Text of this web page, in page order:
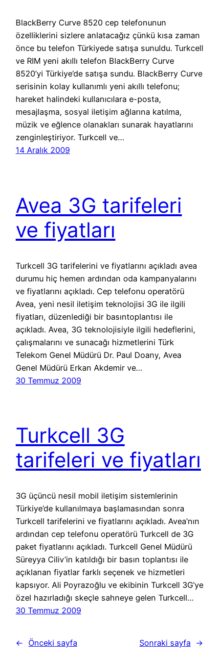
BlackBerry Curve 8520 cep telefonunun
özelliklerini sizlere anlatacağız çünkü kısa zaman
önce bu telefon Türkiyede satışa sunuldu. Turkcell
ve RIM yeni akıllı telefon BlackBerry Curve
8520’yi Türkiye’de satışa sundu. BlackBerry Curve
serisinin kolay kullanımlı yeni akıllı telefonu;
hareket halindeki kullanıcılara e-posta,
mesajlaşma, sosyal iletişim ağlarına katılma,
müzik ve eğlence olanakları sunarak hayatlarını
zenginleştiriyor. Turkcell ve…
14 Aralık 2009
Avea 3G tarifeleri
ve fiyatları
Turkcell 3G tarifelerini ve fiyatlarını açıkladı avea
durumu hiç hemen ardından oda kampanyalarını
ve fiyatlarını açıkladı. Cep telefonu operatörü
Avea, yeni nesil iletişim teknolojisi 3G ile ilgili
fiyatları, düzenlediği bir basıntoplantısı ile
açıkladı. Avea, 3G teknolojisiyle ilgili hedeflerini,
çalışmalarını ve sunacağı hizmetlerini Türk
Telekom Genel Müdürü Dr. Paul Doany, Avea
Genel Müdürü Erkan Akdemir ve…
30 Temmuz 2009
Turkcell 3G
tarifeleri ve fiyatları
3G üçüncü nesil mobil iletişim sistemlerinin
Türkiye’de kullanılmaya başlamasından sonra
Turkcell tarifelerini ve fiyatlarını açıkladı. Avea’nın
ardından cep telefonu operatörü Turkcell de 3G
paket fiyatlarını açıkladı. Turkcell Genel Müdürü
Süreyya Ciliv’in katıldığı bir basın toplantısı ile
açıklanan fiyatlar farklı seçenek ve hizmetleri
kapsıyor. Ali Poyrazoğlu ve ekibinin Turkcell 3G’ye
özel hazırladığı skeçle sahneye gelen Turkcell…
30 Temmuz 2009
← Önceki sayfa Sonraki sayfa →